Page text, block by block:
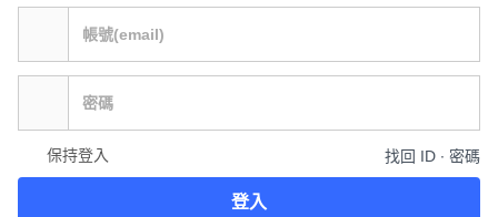
保持登入 找回 ID ∙ 密碼
登入